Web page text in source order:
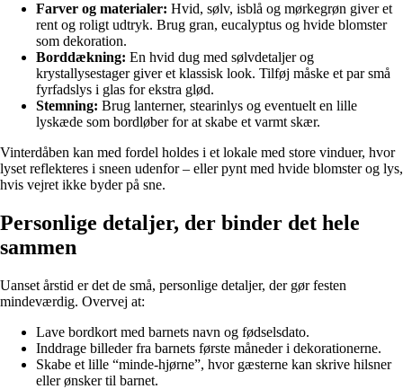
Farver og materialer: Hvid, sølv, isblå og mørkegrøn giver et
rent og roligt udtryk. Brug gran, eucalyptus og hvide blomster
som dekoration.
Borddækning: En hvid dug med sølvdetaljer og
krystallysestager giver et klassisk look. Tilføj måske et par små
fyrfadslys i glas for ekstra glød.
Stemning: Brug lanterner, stearinlys og eventuelt en lille
lyskæde som bordløber for at skabe et varmt skær.
Vinterdåben kan med fordel holdes i et lokale med store vinduer, hvor
lyset reflekteres i sneen udenfor – eller pynt med hvide blomster og lys,
hvis vejret ikke byder på sne.
Personlige detaljer, der binder det hele
sammen
Uanset årstid er det de små, personlige detaljer, der gør festen
mindeværdig. Overvej at:
Lave bordkort med barnets navn og fødselsdato.
Inddrage billeder fra barnets første måneder i dekorationerne.
Skabe et lille “minde-hjørne”, hvor gæsterne kan skrive hilsner
eller ønsker til barnet.